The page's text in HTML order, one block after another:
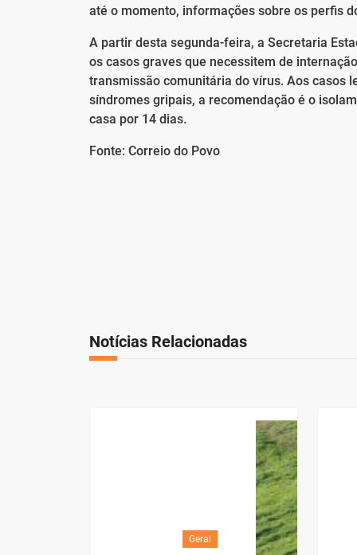
até o momento, informações sobre os perfis
A partir desta segunda-feira, a Secretaria
os casos graves que necessitem de
transmissão comunitária do vírus. Aos casos
síndromes gripais, a recomendação é o
casa por 14 dias.
Fonte: Correio do Povo
Notícias Relacionadas
Geral